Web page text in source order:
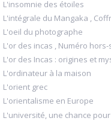
L'insomnie des étoiles
L'intégrale du Mangaka ,
L'oeil du photographe
L'or des incas , Numéro
L'or des Incas : origines et
L'ordinateur à la maison
L'orient grec
L'orientalisme en Europe
L'université, une chance